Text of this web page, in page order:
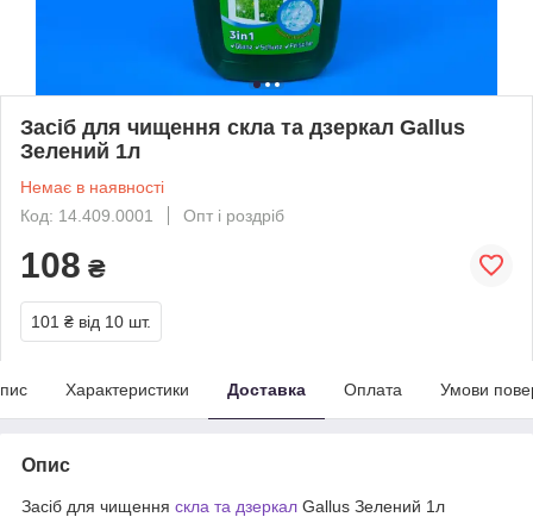
Засіб для чищення скла та дзеркал Gallus
Зелений 1л
Немає в наявності
Код: 14.409.0001
Опт і роздріб
108 ₴
101 ₴ від 10 шт.
Характеристики Доставка Оплата Умови
Опис
Засіб для чищення скла та дзеркал Gallus Зелений 1л